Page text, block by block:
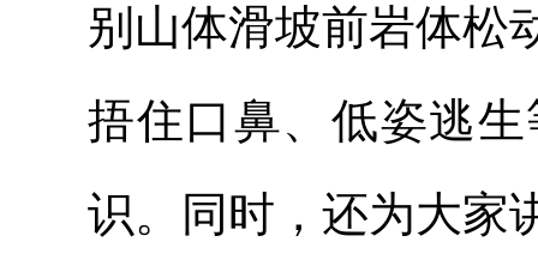
别山体滑坡前岩体松
捂住口鼻、低姿逃
识。同时，还为大家